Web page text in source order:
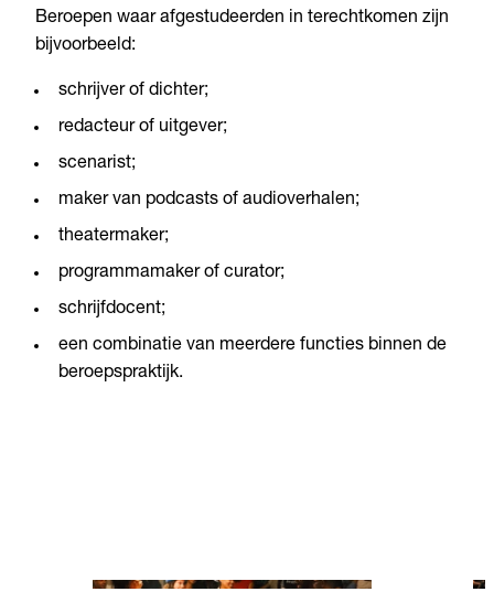
Beroepen waar afgestudeerden in terechtkomen zijn
bijvoorbeeld:
schrijver of dichter;
redacteur of uitgever;
scenarist;
maker van podcasts of audioverhalen;
theatermaker;
programmamaker of curator;
schrijfdocent;
een combinatie van meerdere functies binnen de
beroepspraktijk.